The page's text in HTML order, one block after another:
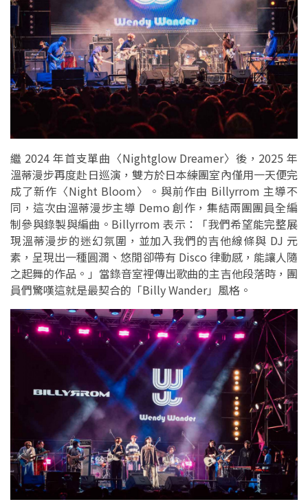
繼 2024 年首支單曲〈Nightglow Dreamer〉後，2025 年
溫蒂漫步再度赴日巡演，雙方於日本練團室內僅用一天便完
成了新作〈Night Bloom〉。與前作由 Billyrrom 主導不
同，這次由溫蒂漫步主導 Demo 創作，集結兩團團員全編
制參與錄製與編曲。Billyrrom 表示：「我們希望能完整展
現溫蒂漫步的迷幻氛圍，並加入我們的吉他線條與 DJ 元
素，呈現出一種圓潤、悠閒卻帶有 Disco 律動感，能讓人隨
之起舞的作品。」當錄音室裡傳出歌曲的主吉他段落時，團
員們驚嘆這就是最契合的「Billy Wander」風格。